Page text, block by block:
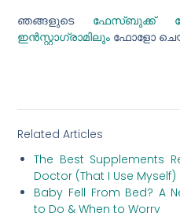
ഞങ്ങളുടെ ഫേസ്ബുക്ക്
ഇൻസ്റ്റാഗ്രാമിലും ഫോളോ
Related Articles
The Best Supplements
Doctor (That I Use Myself)
Baby Fell From Bed? A
to Do & When to Worry